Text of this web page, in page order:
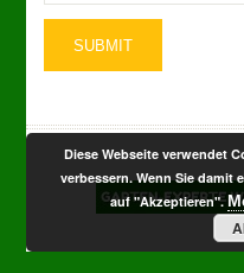
Diese Webseite verwendet
verbessern. Wenn Sie damit
auf "Akzeptieren".